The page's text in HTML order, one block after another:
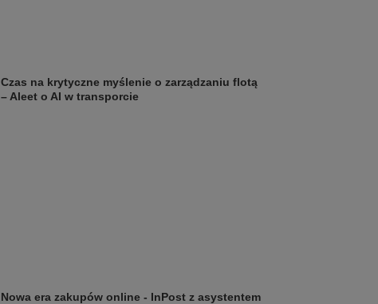
Czas na krytyczne myślenie o zarządzaniu flotą
– Aleet o AI w transporcie
Nowa era zakupów online - InPost z asystentem